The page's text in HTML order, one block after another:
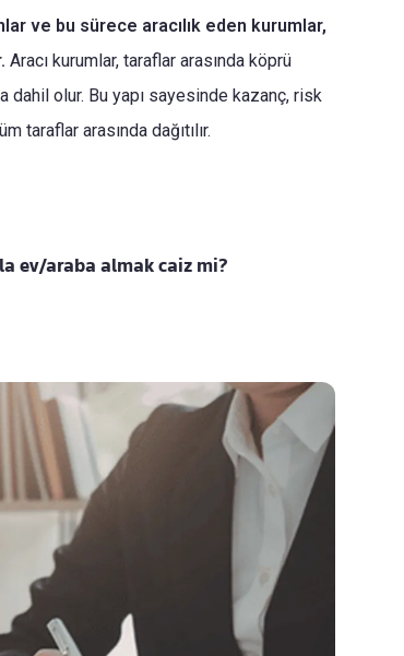
ve bu sürece aracılık eden kurumlar,
Aracı kurumlar, taraflar arasında köprü
dahil olur. Bu yapı sayesinde kazanç, risk
taraflar arasında dağıtılır.
ev/araba almak caiz mi?